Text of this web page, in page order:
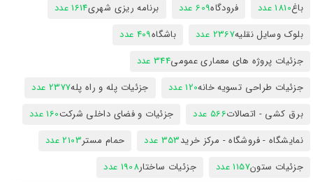
باغ1810 عدد فرودگاه609 عدد برنامه ریزی شهری1614 عدد
بلوک وسایل نقلیه2367 عدد باشگاه409 عدد
جزئیات پروژه های معماری عمومی344 عدد
جزئیات طراحی تسویه خانه120 عدد جزئیات پله و راه پله2377 عدد
برق کشی - اتصالات566 عدد جزئیات و فضای داخلی شرکت160 عدد
نمایشگاه - فروشگاه - مرکز خرید353 عدد حمام مستر2103 عدد
جزئیات ستون1157 عدد جزئیات ساختار1908 عدد